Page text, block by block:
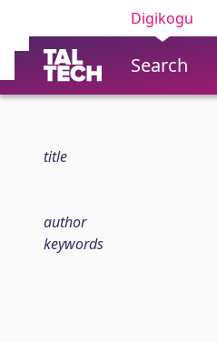
Digikogu
Search
title
author
keywords